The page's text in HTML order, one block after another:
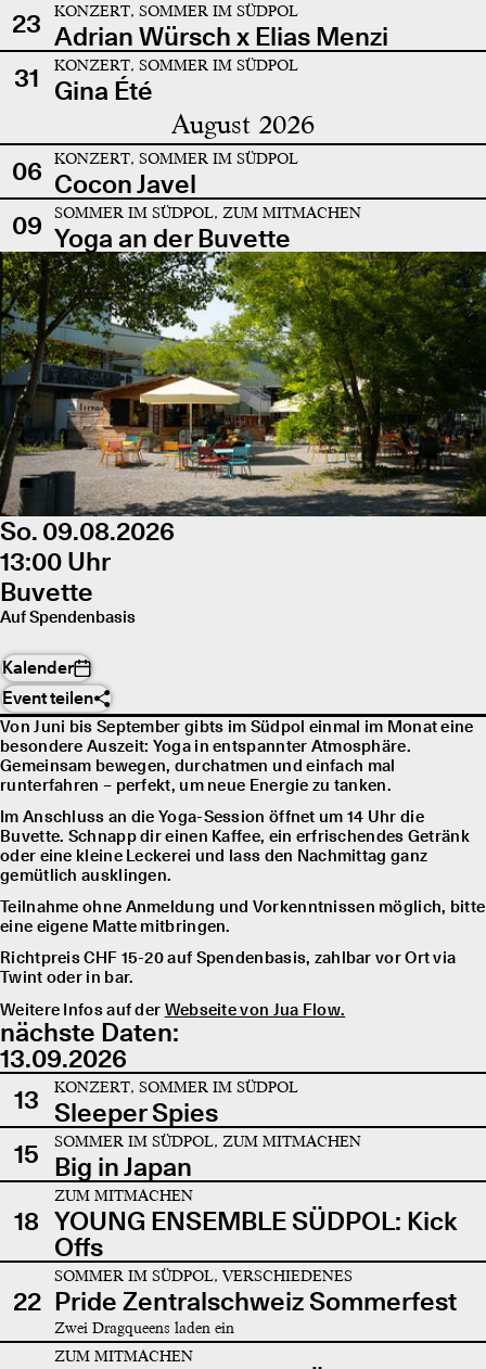
23
KONZERT, SOMMER IM SÜDPOL
Adrian Würsch x Elias Menzi
31
KONZERT, SOMMER IM SÜDPOL
Gina Été
August 2026
06 KONZERT, SOMMER IM SÜDPOL
Cocon Javel
09
SOMMER IM SÜDPOL, ZUM MITMACHEN
Yoga an der Buvette
So. 09.08.2026
13:00 Uhr
Buvette
Auf Spendenbasis
Kalender
Event teilen
Von Juni bis September gibts im Südpol einmal im Monat eine
besondere Auszeit: Yoga in entspannter Atmosphäre.
Gemeinsam bewegen, durchatmen und einfach mal
runterfahren – perfekt, um neue Energie zu tanken.
Im Anschluss an die Yoga-Session öffnet um 14 Uhr die
Buvette. Schnapp dir einen Kaffee, ein erfrischendes Getränk
oder eine kleine Leckerei und lass den Nachmittag ganz
gemütlich ausklingen.
Teilnahme ohne Anmeldung und Vorkenntnissen möglich, bitte
eine eigene Matte mitbringen.
Richtpreis CHF 15-20 auf Spendenbasis, zahlbar vor Ort via
Twint oder in bar.
Weitere Infos auf der Webseite von Jua Flow.
nächste Daten:
13.09.2026
13
KONZERT, SOMMER IM SÜDPOL
Sleeper Spies
15
SOMMER IM SÜDPOL, ZUM MITMACHEN
Big in Japan
18
ZUM MITMACHEN
YOUNG ENSEMBLE SÜDPOL: Kick
Offs
22
SOMMER IM SÜDPOL, VERSCHIEDENES
Pride Zentralschweiz Sommerfest
Zwei Dragqueens laden ein
ZUM MITMACHEN